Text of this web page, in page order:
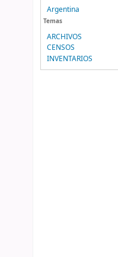
Argentina
Temas
ARCHIVOS
CENSOS
INVENTARIOS